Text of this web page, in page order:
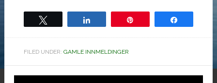
FILED UNDER: GAMLE INNMELDINGER
Hoved